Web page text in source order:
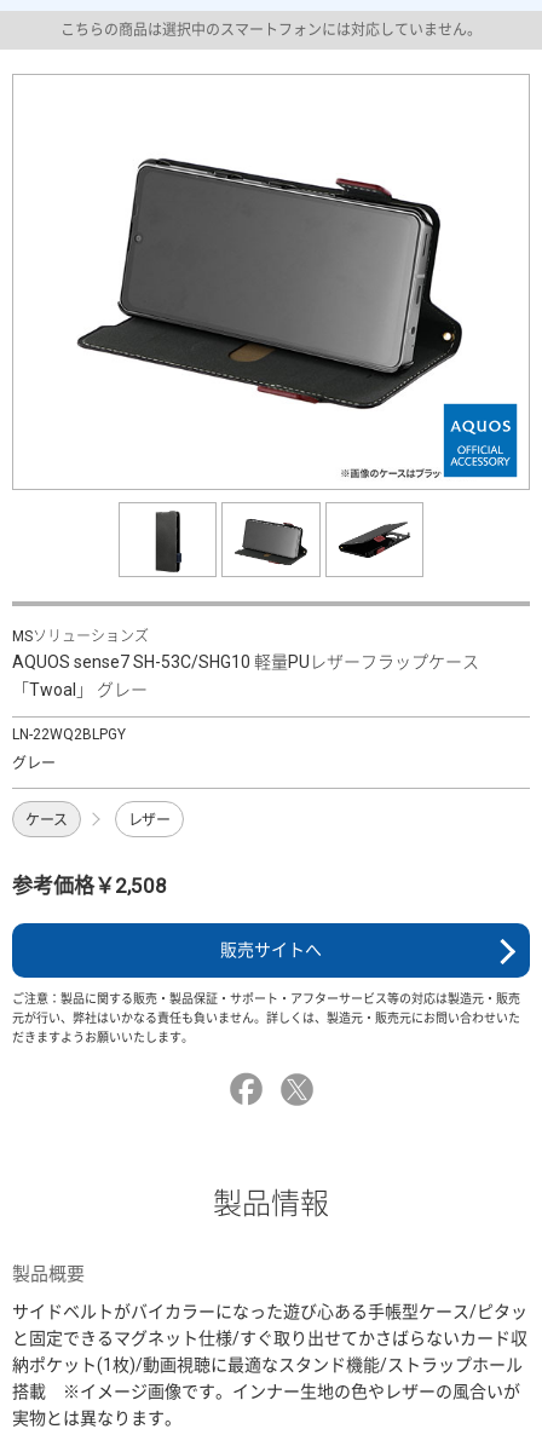
こちらの商品は選択中のスマートフォンには対応していません。
MSソリューションズ
AQUOS sense7 SH-53C/SHG10 軽量PUレザーフラップケース
「Twoal」 グレー
LN-22WQ2BLPGY
グレー
ケース レザー
参考価格￥2,508
販売サイトへ
ご注意：製品に関する販売・製品保証・サポート・アフターサービス等の対応は製造元・販売
元が行い、弊社はいかなる責任も負いません。詳しくは、製造元・販売元にお問い合わせいた
だきますようお願いいたします。
製品情報
製品概要
サイドベルトがバイカラーになった遊び心ある手帳型ケース/ピタッ
と固定できるマグネット仕様/すぐ取り出せてかさばらないカード収
納ポケット(1枚)/動画視聴に最適なスタンド機能/ストラップホール
搭載 ※イメージ画像です。インナー生地の色やレザーの風合いが
実物とは異なります。